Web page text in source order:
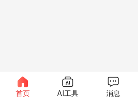
首页 AI工具 消息